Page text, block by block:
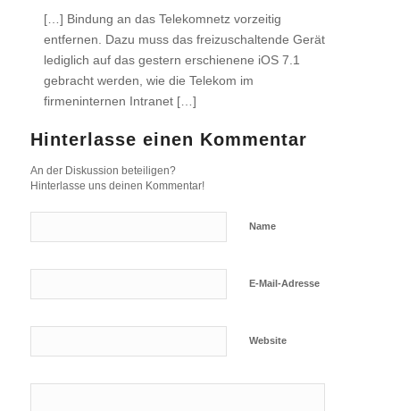
[…] Bindung an das Telekomnetz vorzeitig
entfernen. Dazu muss das freizuschaltende Gerät
lediglich auf das gestern erschienene iOS 7.1
gebracht werden, wie die Telekom im
firmeninternen Intranet […]
Hinterlasse einen Kommentar
An der Diskussion beteiligen?
Hinterlasse uns deinen Kommentar!
Name
E-Mail-Adresse
Website